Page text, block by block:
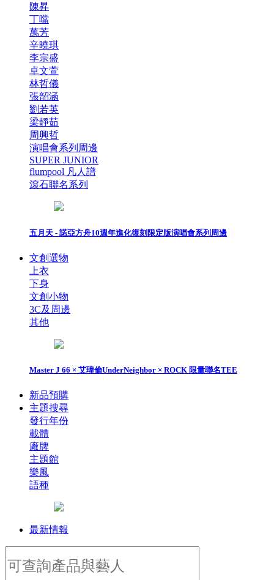
陳昇
丁噹
萬芳
辛曉琪
李宗盛
卓文萱
林哲儀
張韶涵
劉若英
梁靜茹
周興哲
演唱會系列周邊
SUPER JUNIOR
flumpool 凡人譜
滾石聯名系列
五月天 - 諾亞方舟10週年進化復刻限定版演唱會系列周邊
文創選物
上衣
下身
文創小物
3C及周邊
其他
Master J 66 × 艾瑋倫UnderNeighbor × ROCK 限量聯名TEE
新品預購
主題搜尋
發行年份
載體
廠牌
主題館
樂風
語種
最新情報